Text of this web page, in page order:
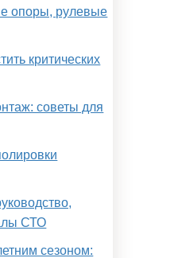
опоры, рулевые
критических
советы для
СТО
сезоном: